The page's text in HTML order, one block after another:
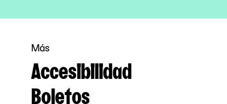
Más
Accesibilidad
Boletos